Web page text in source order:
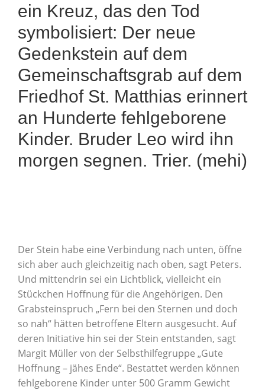
ein Kreuz, das den Tod
symbolisiert: Der neue
Gedenkstein auf dem
Gemeinschaftsgrab auf dem
Friedhof St. Matthias erinnert
an Hunderte fehlgeborene
Kinder. Bruder Leo wird ihn
morgen segnen. Trier. (mehi)
Der Stein habe eine Verbindung nach unten, öffne
sich aber auch gleichzeitig nach oben, sagt Peters.
Und mittendrin sei ein Lichtblick, vielleicht ein
Stückchen Hoffnung für die Angehörigen. Den
Grabsteinspruch „Fern bei den Sternen und doch
so nah“ hätten betroffene Eltern ausgesucht. Auf
deren Initiative hin sei der Stein entstanden, sagt
Margit Müller von der Selbsthilfegruppe „Gute
Hoffnung – jähes Ende“. Bestattet werden können
fehlgeborene Kinder unter 500 Gramm Gewicht